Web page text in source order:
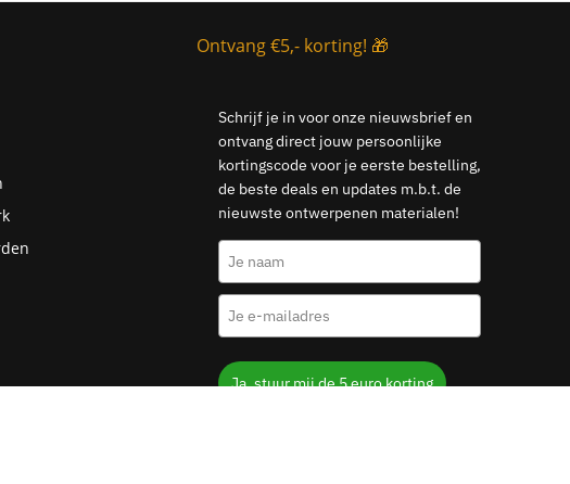
Ontvang €5,- korting! 🎁
Schrijf je in voor onze nieuwsbrief en
ontvang direct jouw persoonlijke
kortingscode voor je eerste bestelling,
de beste deals en updates m.b.t. de
nieuwste ontwerpenen materialen!
Ja, stuur mij de 5 euro korting